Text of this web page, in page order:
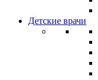
Детские врачи